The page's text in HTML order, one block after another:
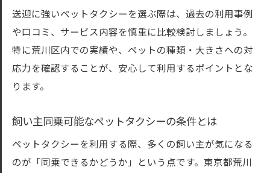
送迎に強いペットタクシーを選ぶ際は、過去の利用事例
や口コミ、サービス内容を慎重に比較検討しましょう。
特に荒川区内での実績や、ペットの種類・大きさへの対
応力を確認することが、安心して利用するポイントとな
ります。
飼い主同乗可能なペットタクシーの条件とは
ペットタクシーを利用する際、多くの飼い主が気になる
のが「同乗できるかどうか」という点です。東京都荒川